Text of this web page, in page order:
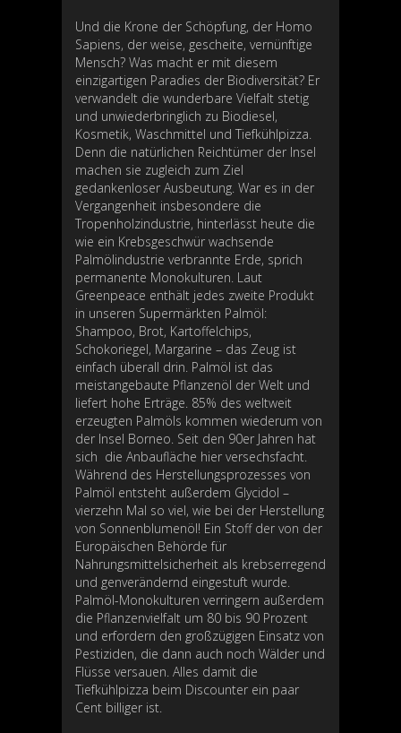
Und die Krone der Schöpfung, der Homo
Sapiens, der weise, gescheite, vernünftige
Mensch? Was macht er mit diesem
einzigartigen Paradies der Biodiversität? Er
verwandelt die wunderbare Vielfalt stetig
und unwiederbringlich zu Biodiesel,
Kosmetik, Waschmittel und Tiefkühlpizza.
Denn die natürlichen Reichtümer der Insel
machen sie zugleich zum Ziel
gedankenloser Ausbeutung. War es in der
Vergangenheit insbesondere die
Tropenholzindustrie, hinterlässt heute die
wie ein Krebsgeschwür wachsende
Palmölindustrie verbrannte Erde, sprich
permanente Monokulturen. Laut
Greenpeace enthält jedes zweite Produkt
in unseren Supermärkten Palmöl:
Shampoo, Brot, Kartoffelchips,
Schokoriegel, Margarine – das Zeug ist
einfach überall drin. Palmöl ist das
meistangebaute Pflanzenöl der Welt und
liefert hohe Erträge. 85% des weltweit
erzeugten Palmöls kommen wiederum von
der Insel Borneo. Seit den 90er Jahren hat
sich die Anbaufläche hier versechsfacht.
Während des Herstellungsprozesses von
Palmöl entsteht außerdem Glycidol –
vierzehn Mal so viel, wie bei der Herstellung
von Sonnenblumenöl! Ein Stoff der von der
Europäischen Behörde für
Nahrungsmittelsicherheit als krebserregend
und genverändernd eingestuft wurde.
Palmöl-Monokulturen verringern außerdem
die Pflanzenvielfalt um 80 bis 90 Prozent
und erfordern den großzügigen Einsatz von
Pestiziden, die dann auch noch Wälder und
Flüsse versauen. Alles damit die
Tiefkühlpizza beim Discounter ein paar
Cent billiger ist.